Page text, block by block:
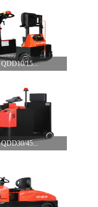
QDD10/15...
QDD30/45...